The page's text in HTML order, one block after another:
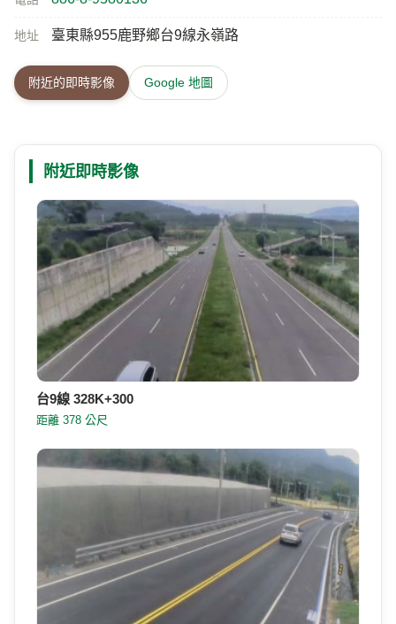
頭可見天空有著繽紛的飛行傘翱翔，是相當迷人的綠
多人前往拜訪、逛市集的好地方。來到武陵綠色隧
道，看著陽光灑落樹葉間，徐徐涼風吹拂，再加上來
道路兩旁有著許多特色店家，而在雙數的週六下午2
點到晚上6點舉辦的2626市集，販售各種農特產、小
點或文創手作品，時常吸引旅客目光，是武陵綠色隧
道最有特色的活動。
886-8-9580136
地址 臺東縣955鹿野鄉台9線永嶺路
附近的即時影像 Google 地圖
附近即時影像